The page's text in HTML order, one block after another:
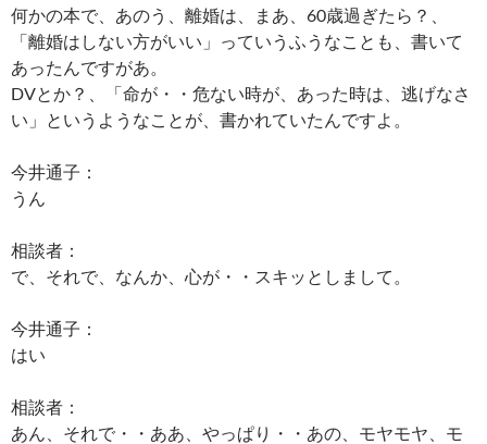
何かの本で、あのう、離婚は、まあ、60歳過ぎたら？、
「離婚はしない方がいい」っていうふうなことも、書いて
あったんですがあ。
DVとか？、「命が・・危ない時が、あった時は、逃げなさ
い」というようなことが、書かれていたんですよ。
今井通子：
うん
相談者：
で、それで、なんか、心が・・スキッとしまして。
今井通子：
はい
相談者：
あん、それで・・ああ、やっぱり・・あの、モヤモヤ、モ